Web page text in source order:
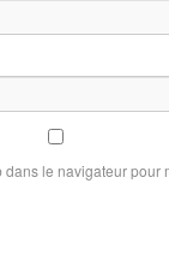
le navigateur pour